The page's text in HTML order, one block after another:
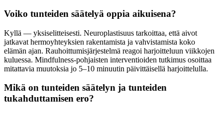
Voiko tunteiden säätelyä oppia aikuisena?
Kyllä — yksiselitteisesti. Neuroplastisuus tarkoittaa, että aivot
jatkavat hermoyhteyksien rakentamista ja vahvistamista koko
elämän ajan. Rauhoittumisjärjestelmä reagoi harjoitteluun viikkojen
kuluessa. Mindfulness-pohjaisten interventioiden tutkimus osoittaa
mitattavia muutoksia jo 5–10 minuutin päivittäisellä harjoittelulla.
Mikä on tunteiden säätelyn ja tunteiden
tukahduttamisen ero?